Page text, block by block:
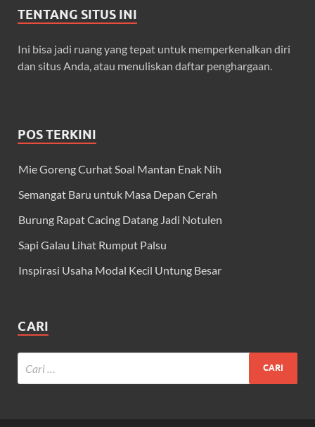
TENTANG SITUS INI
Ini bisa jadi ruang yang tepat untuk memperkenalkan diri
dan situs Anda, atau menuliskan daftar penghargaan.
POS TERKINI
Mie Goreng Curhat Soal Mantan Enak Nih
Semangat Baru untuk Masa Depan Cerah
Burung Rapat Cacing Datang Jadi Notulen
Sapi Galau Lihat Rumput Palsu
Inspirasi Usaha Modal Kecil Untung Besar
CARI